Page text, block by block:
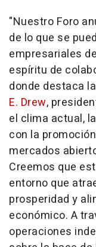
"Nuestro Foro
de lo que se
empresariales
espíritu de
donde destaca
E. Drew,
el clima actual,
con la
mercados
Creemos que
entorno que
prosperidad y
económico. A
operaciones